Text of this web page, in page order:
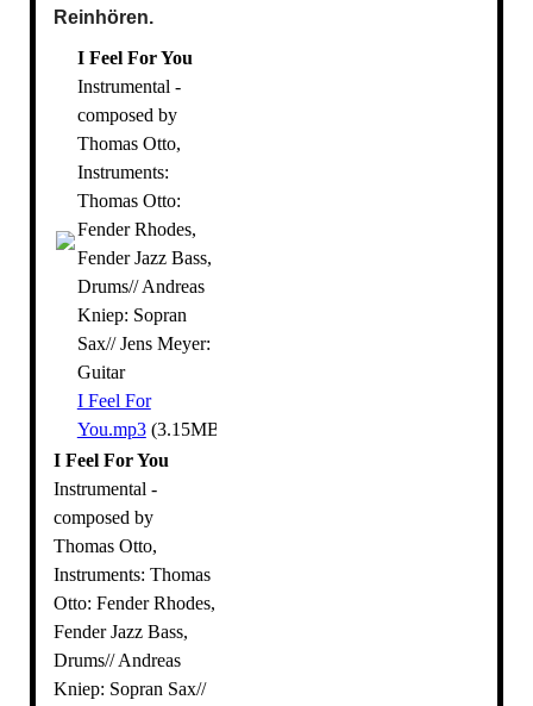
Reinhören.
I Feel For You
Instrumental -
composed by
Thomas Otto,
Instruments:
Thomas Otto:
Fender Rhodes,
Fender Jazz Bass,
Drums// Andreas
Kniep: Sopran
Sax// Jens Meyer:
Guitar
I Feel For
You.mp3(3.15MB)
I Feel For You
Instrumental -
composed by
Thomas Otto,
Instruments: Thomas
Otto: Fender Rhodes,
Fender Jazz Bass,
Drums// Andreas
Kniep: Sopran Sax//